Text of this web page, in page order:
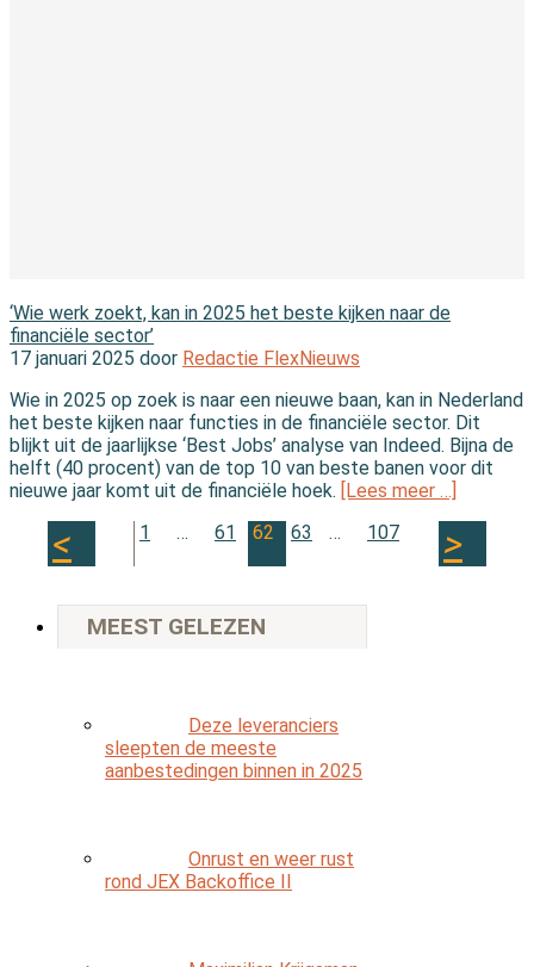
‘Wie werk zoekt, kan in 2025 het beste kijken naar de
financiële sector’
17 januari 2025 door Redactie FlexNieuws
Wie in 2025 op zoek is naar een nieuwe baan, kan in Nederland
het beste kijken naar functies in de financiële sector. Dit
blijkt uit de jaarlijkse ‘Best Jobs’ analyse van Indeed. Bijna de
helft (40 procent) van de top 10 van beste banen voor dit
nieuwe jaar komt uit de financiële hoek.
[Lees meer …]
1
… 61 62 63 … 107
MEEST GELEZEN
Deze leveranciers
sleepten de meeste
aanbestedingen binnen in 2025
Onrust en weer rust
rond JEX Backoffice II